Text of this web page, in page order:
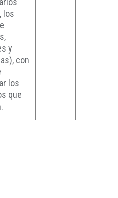
los
y
con
los
que